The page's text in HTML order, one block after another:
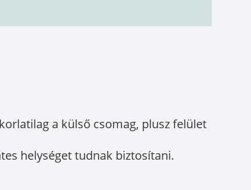
a külső csomag, plusz felület
helységet tudnak biztosítani.